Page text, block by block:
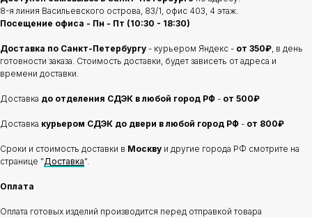
8-я линия Васильевского острова, 83/1, офис 403, 4 этаж.
Посещение офиса - Пн - Пт (10:30 - 18:30)
Доставка по Санкт-Петербургу - курьером Яндекс - от 350₽, в день
готовности заказа. Стоимость доставки, будет зависеть от адреса и
времени доставки.
Доставка до отделения СДЭК в любой город РФ - от 500₽
Доставка курьером СДЭК до двери в любой город РФ - от 800₽
Сроки и стоимость доставки в Москву и другие города РФ смотрите на
странице "Доставка".
Оплата
Оплата готовых изделий производится перед отправкой товара